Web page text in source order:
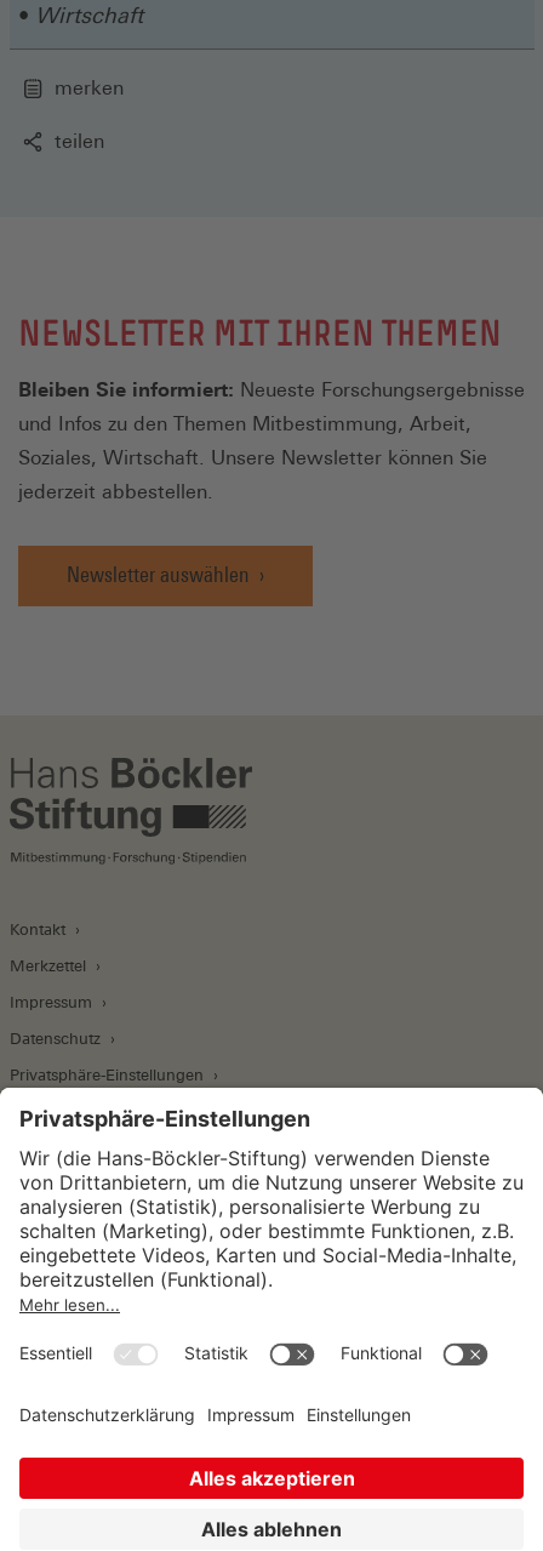
Wirtschaft
merken
teilen
NEWSLETTER MIT IHREN THEMEN
Bleiben Sie informiert: Neueste Forschungsergebnisse
und Infos zu den Themen Mitbestimmung, Arbeit,
Soziales, Wirtschaft. Unsere Newsletter können Sie
jederzeit abbestellen.
Newsletter auswählen
Kontakt
Merkzettel
Impressum
Datenschutz
Privatsphäre-Einstellungen
Wirtschafts- und Sozialwissenschaftliches Institut
Institut für Makroökonomie und
Konjunkturforschung
Unternehmensführung
Sozialrecht